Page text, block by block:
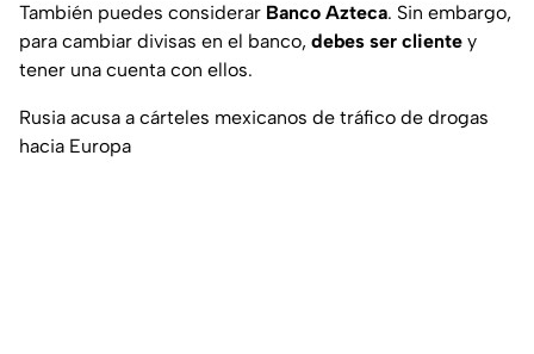
También puedes considerar Banco Azteca. Sin embargo,
para cambiar divisas en el banco, debes ser cliente y
tener una cuenta con ellos.
Rusia acusa a cárteles mexicanos de tráfico de drogas
hacia Europa